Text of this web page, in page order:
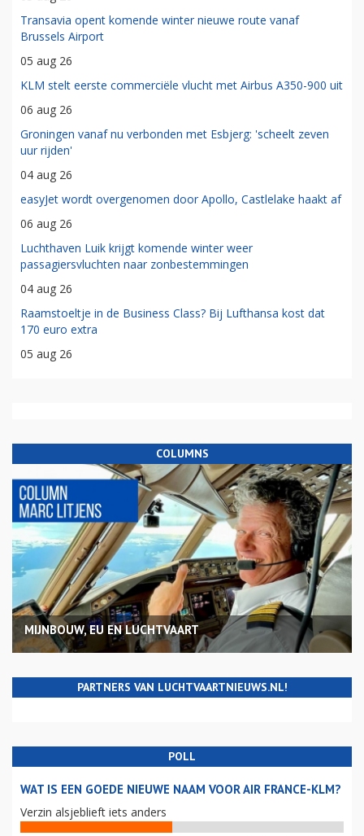
Transavia opent komende winter nieuwe route vanaf
Brussels Airport
05 aug 26
KLM stelt eerste commerciële vlucht met Airbus A350-900 uit
06 aug 26
Groningen vanaf nu verbonden met Esbjerg: 'scheelt zeven
uur rijden'
04 aug 26
easyJet wordt overgenomen door Apollo, Castlelake haakt af
06 aug 26
Luchthaven Luik krijgt komende winter weer
passagiersvluchten naar zonbestemmingen
04 aug 26
Raamstoeltje in de Business Class? Bij Lufthansa kost dat
170 euro extra
05 aug 26
COLUMNS
MIJNBOUW, EU EN LUCHTVAART
PARTNERS VAN LUCHTVAARTNIEUWS.NL!
POLL
WAT IS EEN GOEDE NIEUWE NAAM VOOR AIR FRANCE-KLM?
Verzin alsjeblieft iets anders